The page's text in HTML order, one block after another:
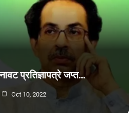
प्रतिज्ञापत्रे जप्त…
Oct 10, 2022